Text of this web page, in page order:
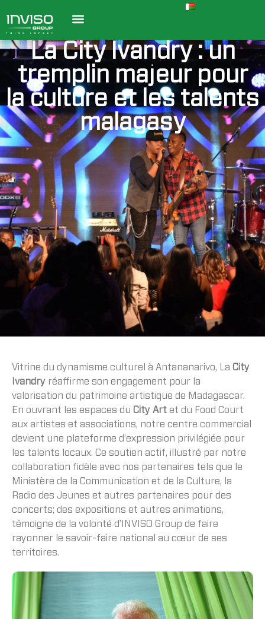
La City Ivandry : un
tremplin majeur pour
la culture et les talents
malagasy
Vitrine du dynamisme culturel à Antananarivo, La City
Ivandry réaffirme son engagement pour la
valorisation du patrimoine artistique de Madagascar.
En ouvrant les espaces du City Art et du Food Court
aux artistes et associations, notre centre commercial
devient une plateforme d’expression privilégiée pour
les talents locaux. Ce soutien actif, illustré par notre
collaboration fidèle avec nos partenaires tels que le
Ministère de la Communication et de la Culture, la
Radio des Jeunes et autres partenaires pour des
concerts; des expositions et autres animations,
témoigne de la volonté d’INVISO Group de faire
rayonner le savoir-faire national au cœur de ses
territoires.